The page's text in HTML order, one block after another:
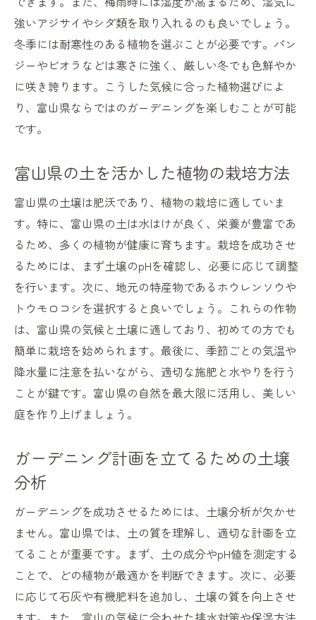
強いアジサイやシダ類を取り入れるのも良いでしょう。
冬季には耐寒性のある植物を選ぶことが必要です。パン
ジーやビオラなどは寒さに強く、厳しい冬でも色鮮やか
に咲き誇ります。こうした気候に合った植物選びによ
り、富山県ならではのガーデニングを楽しむことが可能
です。
富山県の土を活かした植物の栽培方法
富山県の土壌は肥沃であり、植物の栽培に適していま
す。特に、富山県の土は水はけが良く、栄養が豊富であ
るため、多くの植物が健康に育ちます。栽培を成功させ
るためには、まず土壌のpHを確認し、必要に応じて調整
を行います。次に、地元の特産物であるホウレンソウや
トウモロコシを選択すると良いでしょう。これらの作物
は、富山県の気候と土壌に適しており、初めての方でも
簡単に栽培を始められます。最後に、季節ごとの気温や
降水量に注意を払いながら、適切な施肥と水やりを行う
ことが鍵です。富山県の自然を最大限に活用し、美しい
庭を作り上げましょう。
ガーデニング計画を立てるための土壌
分析
ガーデニングを成功させるためには、土壌分析が欠かせ
ません。富山県では、土の質を理解し、適切な計画を立
てることが重要です。まず、土の成分やpH値を測定する
ことで、どの植物が最適かを判断できます。次に、必要
に応じて石灰や有機肥料を追加し、土壌の質を向上させ